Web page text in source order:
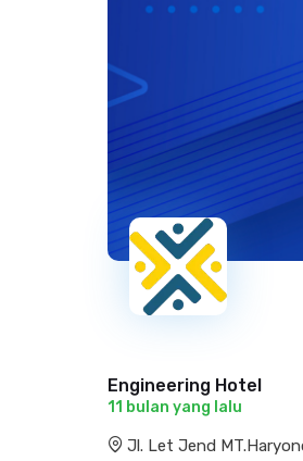
Engineering Hotel
11 bulan yang lalu
Jl. Let Jend